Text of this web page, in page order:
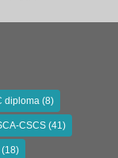
diploma (8)
CSCS (41)
(18)